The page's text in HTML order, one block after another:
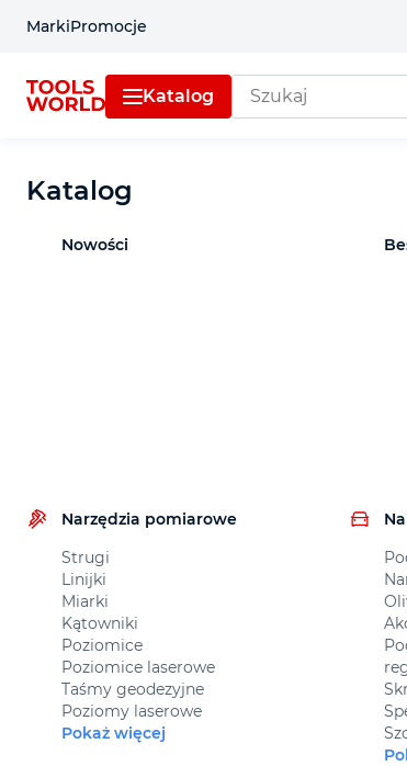
MarkiPromocje
Katalog
Katalog
Nowości
Narzędzia pomiarowe
Strugi
Linijki
Miarki
Kątowniki
Poziomice
Poziomice laserowe
Taśmy geodezyjne
Poziomy laserowe
Pokaż więcej